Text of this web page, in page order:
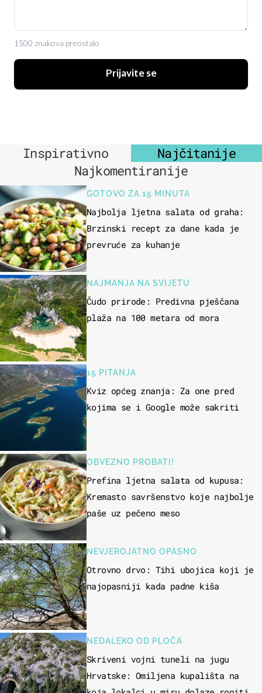
1500 znakova preostalo
Prijavite se
Inspirativno
Najčitanije
Najkomentiranije
GOTOVO ZA 15 MINUTA
Najbolja ljetna salata od graha:
Brzinski recept za dane kada je
prevruće za kuhanje
NAJMANJA NA SVIJETU
Čudo prirode: Predivna pješčana
plaža na 100 metara od mora
15 PITANJA
Kviz općeg znanja: Za one pred
kojima se i Google može sakriti
OBVEZNO PROBATI!
Prefina ljetna salata od kupusa:
Kremasto savršenstvo koje najbolje
paše uz pečeno meso
NEVJEROJATNO OPASNO
Otrovno drvo: Tihi ubojica koji je
najopasniji kada padne kiša
NEDALEKO OD PLOČA
Skriveni vojni tuneli na jugu
Hrvatske: Omiljena kupališta na